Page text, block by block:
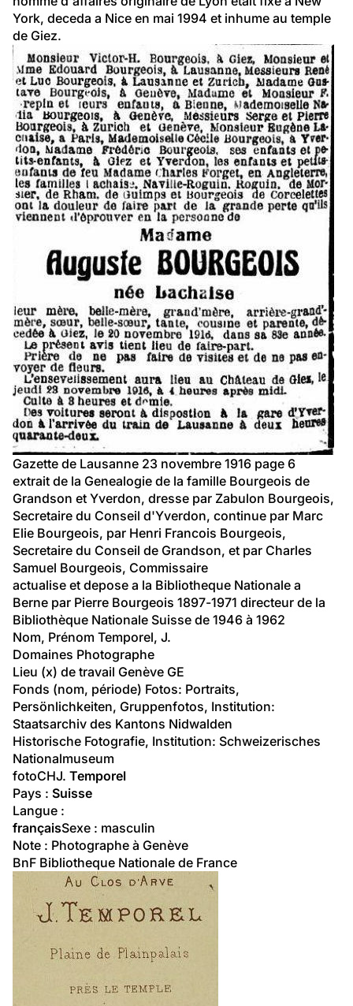
York, deceda a Nice en mai 1994 et inhume au temple
de Giez.
Gazette de Lausanne 23 novembre 1916 page 6
extrait de la Genealogie de la famille Bourgeois de
Grandson et Yverdon, dresse par Zabulon Bourgeois,
Secretaire du Conseil d'Yverdon, continue par Marc
Elie Bourgeois, par Henri Francois Bourgeois,
Secretaire du Conseil de Grandson, et par Charles
Samuel Bourgeois, Commissaire
actualise et depose a la Bibliotheque Nationale a
Berne par Pierre Bourgeois 1897-1971 directeur de la
Bibliothèque Nationale Suisse de 1946 à 1962
Nom, Prénom Temporel, J.
Domaines Photographe
Lieu (x) de travail Genève GE
Fonds (nom, période) Fotos: Portraits,
Persönlichkeiten, Gruppenfotos, Institution:
Staatsarchiv des Kantons Nidwalden
Historische Fotografie, Institution: Schweizerisches
Nationalmuseum
fotoCHJ. Temporel
Pays : Suisse
Langue :
françaisSexe : masculin
Note : Photographe à Genève
BnF Bibliotheque Nationale de France